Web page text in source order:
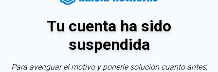
Tu cuenta ha sido
suspendida
Para averiguar el motivo y ponerle solución cuanto antes,